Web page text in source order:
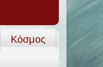
Κόσμος